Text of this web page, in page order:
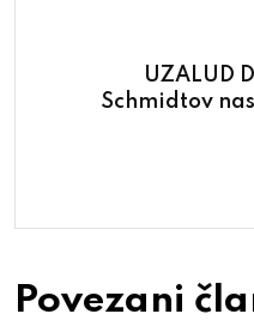
UZALUD
Schmidtov
Povezani